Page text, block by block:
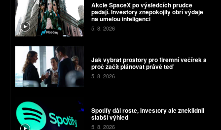
Akcie SpaceX po výsledcích prudce
padají. Investory znepokojily obří výdaje
na umělou inteligenci
5. 8. 2026
Jak vybrat prostory pro firemní večírek a
proč začít plánovat právě teď
5. 8. 2026
Spotify dál roste, investory ale zneklidnil
slabší výhled
5. 8. 2026